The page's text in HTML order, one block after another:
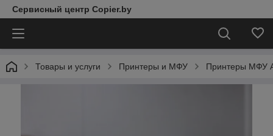
Сервисный центр Copier.by
Товары и услуги Принтеры и МФУ Принтеры МФУ